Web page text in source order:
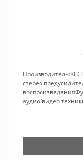
стерео
аудио/видео